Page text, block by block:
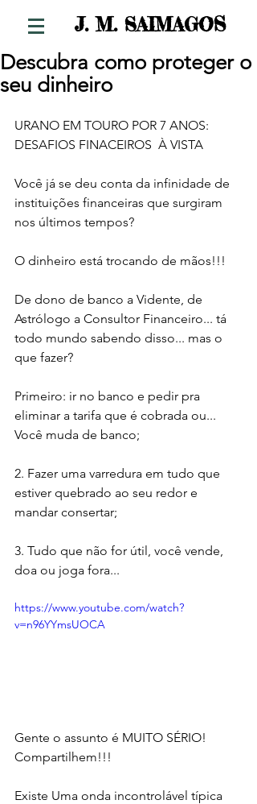
J. M. SAIMAGOS
Descubra como proteger o
seu dinheiro
URANO EM TOURO POR 7 ANOS:
DESAFIOS FINACEIROS  À VISTA
Você já se deu conta da infinidade de
instituições financeiras que surgiram
nos últimos tempos?
O dinheiro está trocando de mãos!!!
De dono de banco a Vidente, de
Astrólogo a Consultor Financeiro... tá
todo mundo sabendo disso... mas o
que fazer?
Primeiro: ir no banco e pedir pra
eliminar a tarifa que é cobrada ou...
Você muda de banco;
2. Fazer uma varredura em tudo que
estiver quebrado ao seu redor e
mandar consertar;
3. Tudo que não for útil, você vende,
doa ou joga fora...
https://www.youtube.com/watch?
v=n96YYmsUOCA
Gente o assunto é MUITO SÉRIO!
Compartilhem!!!
Existe Uma onda incontrolável típica